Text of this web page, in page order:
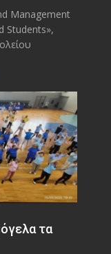
Management
Students»,
τα